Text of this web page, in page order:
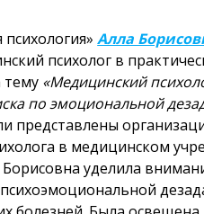
психология»Алла
психолог в
тему «Медицинский
по эмоциональной
представлены
в медицинском
уделила